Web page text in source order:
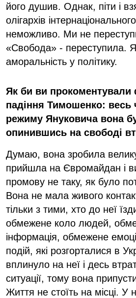
його душив. Однак, піти і
олігархів
неможливо. Ми не
«Свобода» - переступила.
аморальність у політику.
Як би ви
падіння Тимошенко: весь
режиму Януковича вона
опинившись на свободі
Думаю, вона зробила
прийшла на Євромайдан і
промову не таку, як було
Вона не мала живого
тільки з тими, хто до неї
обмежене коло людей,
інформація, обмежене
подій, які розгорталися в
вплинуло на неї і десь
ситуації, тому вона
Життя не стоїть на місці. У